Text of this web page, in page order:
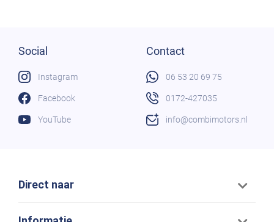
Direct naar
Social
Instagram
Facebook
YouTube
Contact
06 53 20 69 75
0172-427035
info@combimotors.nl